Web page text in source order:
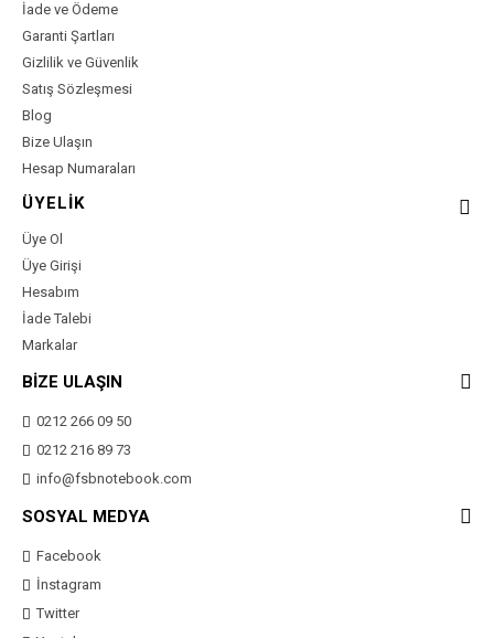
İade ve Ödeme
Garanti Şartları
Gizlilik ve Güvenlik
Satış Sözleşmesi
Blog
Bize Ulaşın
Hesap Numaraları
ÜYELİK
Üye Ol
Üye Girişi
Hesabım
İade Talebi
Markalar
BİZE ULAŞIN
0212 266 09 50
0212 216 89 73
info@fsbnotebook.com
SOSYAL MEDYA
Facebook
İnstagram
Twitter